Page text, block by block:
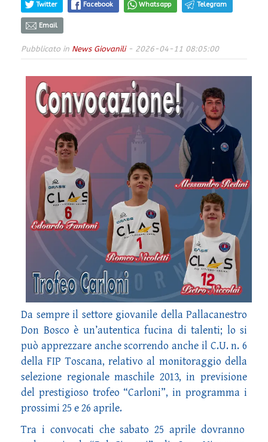
Twitter Facebook Whatsapp Telegram
Email
Pubblicato in News Giovanili- 2026-04-11 08:05:00
Da sempre il settore giovanile della Pallacanestro
Don Bosco è un’autentica fucina di talenti; lo si
può apprezzare anche scorrendo anche il C.U. n. 6
della FIP Toscana, relativo al monitoraggio della
selezione regionale maschile 2013, in previsione
del prestigioso trofeo “Carloni”, in programma i
prossimi 25 e 26 aprile.
Tra i convocati che sabato 25 aprile dovranno